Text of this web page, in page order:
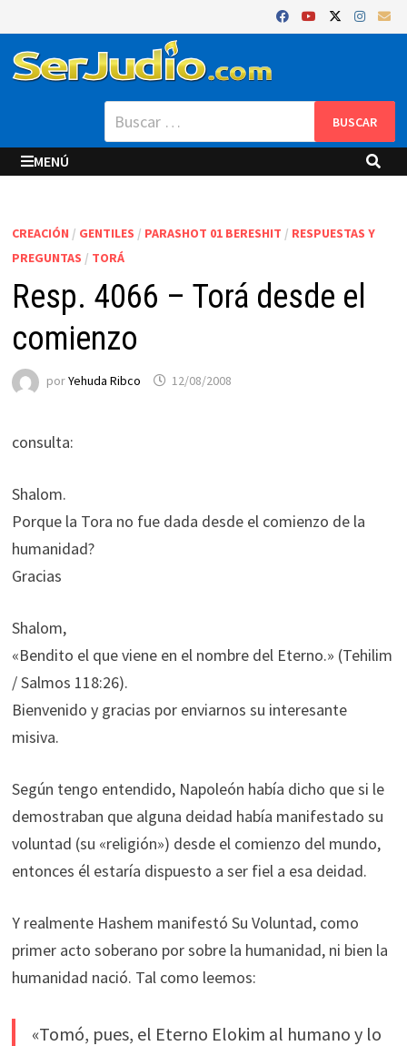
al
contenido
Buscar:
MENÚ
CREACIÓN / GENTILES / PARASHOT 01 BERESHIT / RESPUESTAS Y
PREGUNTAS / TORÁ
Resp. 4066 – Torá desde el
comienzo
porYehuda Ribco 12/08/2008
consulta:
Shalom.
Porque la Tora no fue dada desde el comienzo de la
humanidad?
Gracias
Shalom,
«Bendito el que viene en el nombre del Eterno.» (Tehilim
/ Salmos 118:26).
Bienvenido y gracias por enviarnos su interesante
misiva.
Según tengo entendido, Napoleón había dicho que si le
demostraban que alguna deidad había manifestado su
voluntad (su «religión») desde el comienzo del mundo,
entonces él estaría dispuesto a ser fiel a esa deidad.
Y realmente Hashem manifestó Su Voluntad, como
primer acto soberano por sobre la humanidad, ni bien la
humanidad nació. Tal como leemos:
«Tomó, pues, el Eterno Elokim al humano y lo